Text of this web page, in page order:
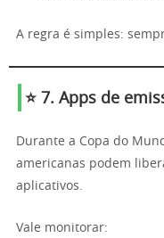
A regra é simples:
⭐ 7. Apps de
Durante a Copa do
americanas podem
aplicativos.
Vale monitorar: